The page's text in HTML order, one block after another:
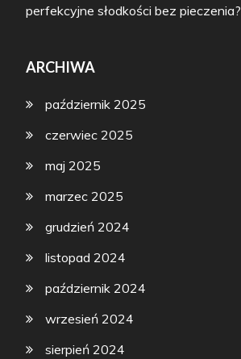
perfekcyjne słodkości bez pieczenia?
ARCHIWA
październik 2025
czerwiec 2025
maj 2025
marzec 2025
grudzień 2024
listopad 2024
październik 2024
wrzesień 2024
sierpień 2024